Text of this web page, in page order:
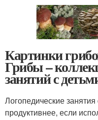
Картинки
Грибы –
занятий с
Логопедические
продуктивнее, если